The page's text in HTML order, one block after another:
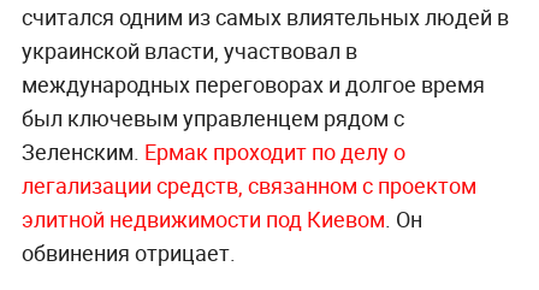
считался одним из самых влиятельных людей в
украинской власти, участвовал в
международных переговорах и долгое время
был ключевым управленцем рядом с
Зеленским. Ермак проходит по делу о
легализации средств, связанном с проектом
элитной недвижимости под Киевом . Он
обвинения отрицает.